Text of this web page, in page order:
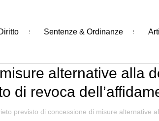
Sentenze & Ordinanze
alternative alla
di revoca
previsto di concessione di misure alternative